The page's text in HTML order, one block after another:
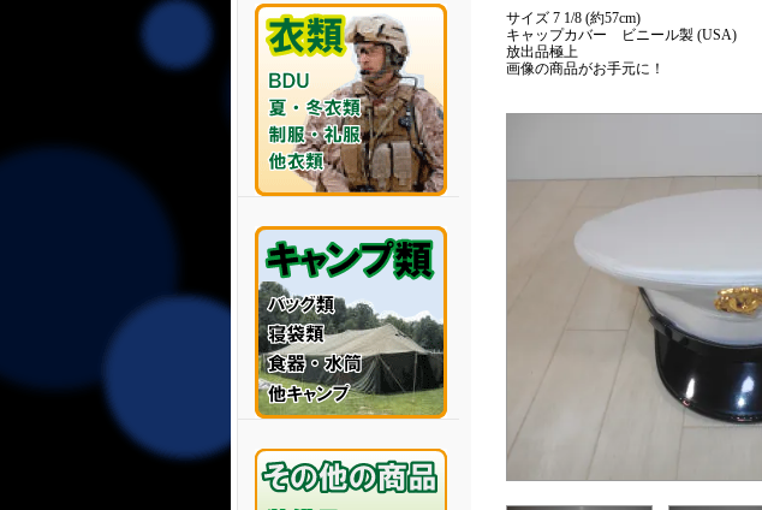
サイズ 7 1/8 (約57cm)
キャップカバー ビニール製 (USA)
放出品極上
画像の商品がお手元に！